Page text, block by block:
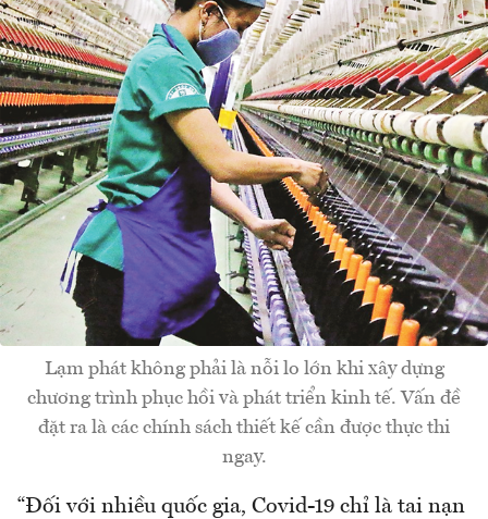
Lạm phát không phải là nỗi lo lớn khi xây dựng
chương trình phục hồi và phát triển kinh tế. Vấn đề
đặt ra là các chính sách thiết kế cần được thực thi
ngay.
“Đối với nhiều quốc gia, Covid-19 chỉ là tai nạn